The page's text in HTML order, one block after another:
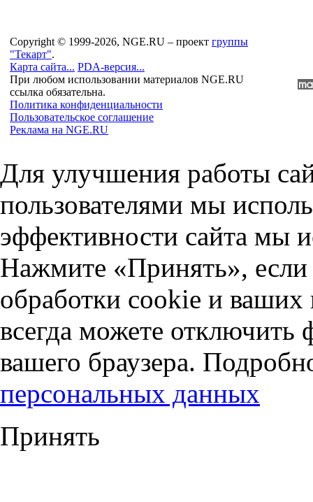
Copyright © 1999-2026, NGE.RU – проект группы
"Текарт".
Карта сайта... PDA-версия...
При любом использовании материалов NGE.RU
ссылка обязательна.
Политика конфиденциальности
Пользовательское соглашение
Реклама на NGE.RU
Для улучшения работы
пользователями мы
эффективности сайта мы
Нажмите «Принять», если
обработки cookie и
всегда можете отключить
вашего браузера.
персональных данных
Принять